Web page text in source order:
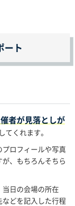
ート
者が見落としが
てくれます。
ロフィールや写真
、もちろんそちら
日の会場の所在
どを記入した行程